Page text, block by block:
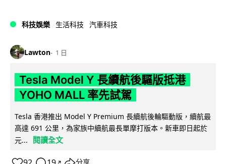
科技娛樂 生活科技 汽車科技
Lawton 1 日
Tesla Model Y 長續航後驅版抵港
YOHO MALL 率先試駕
Tesla 香港推出 Model Y Premium 長續航後輪驅動版，續航最
高達 691 公里，為家族中續航最長單摩打版本。新車即日起於
元...
閱讀全文
↗